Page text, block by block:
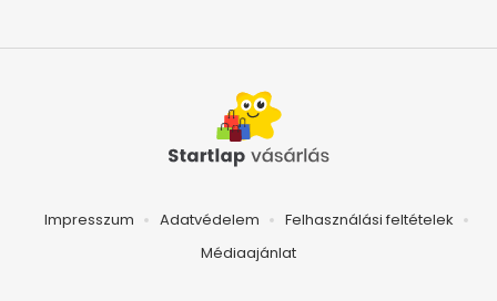
Impresszum Adatvédelem
Felhasználási feltételek
Médiaajánlat